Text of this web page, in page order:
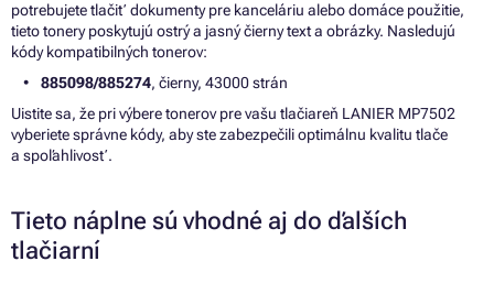
potrebujete tlačiť dokumenty pre kanceláriu alebo domáce použitie,
tieto tonery poskytujú ostrý a jasný čierny text a obrázky. Nasledujú
kódy kompatibilných tonerov:
885098/885274, čierny, 43000 strán
Uistite sa, že pri výbere tonerov pre vašu tlačiareň LANIER MP7502
vyberiete správne kódy, aby ste zabezpečili optimálnu kvalitu tlače
a spoľahlivosť.
Tieto náplne sú vhodné aj do ďalších
tlačiarní